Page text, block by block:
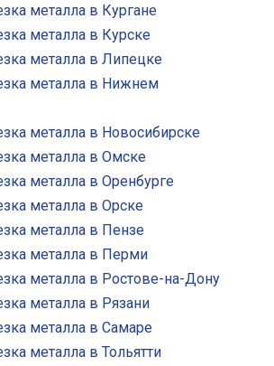
металла в Кургане
металла в Курске
металла в Липецке
металла в Нижнем
металла в Новосибирске
металла в Омске
металла в Оренбурге
металла в Орске
металла в Пензе
металла в Перми
металла в Ростове-на-Дону
металла в Рязани
металла в Самаре
металла в Тольятти